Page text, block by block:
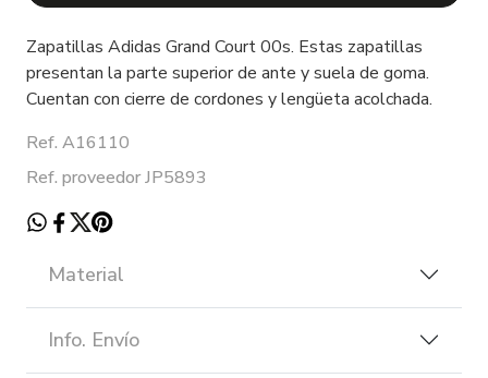
Zapatillas Adidas Grand Court 00s. Estas zapatillas
presentan la parte superior de ante y suela de goma.
Cuentan con cierre de cordones y lengüeta acolchada.
Ref. A16110
Ref. proveedor JP5893
Material
Info. Envío